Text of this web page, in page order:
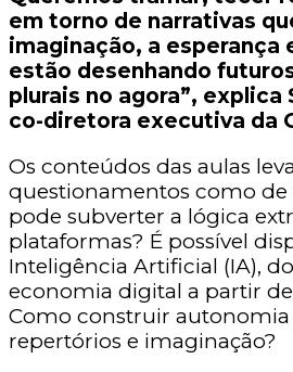
em torno de narrativas
imaginação, a esperança
estão desenhando
plurais no agora”, explica
co-diretora executiva da
Os conteúdos das aulas
questionamentos como de
pode subverter a lógica
plataformas? É possível
Inteligência Artificial (IA),
economia digital a partir
Como construir
repertórios e imaginação?